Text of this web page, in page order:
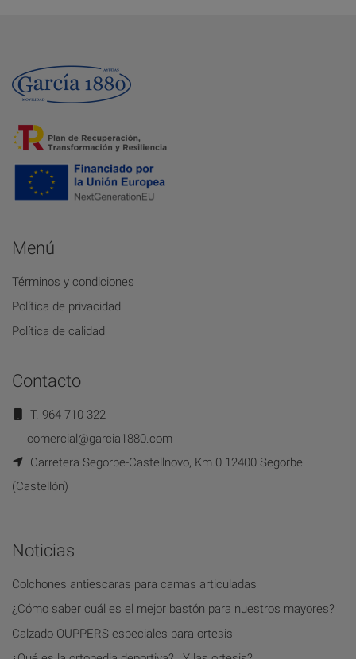
Menú
Términos y condiciones
Política de privacidad
Política de calidad
Contacto
T. 964 710 322
comercial@garcia1880.com
Carretera Segorbe-Castellnovo, Km.0 12400 Segorbe
(Castellón)
Noticias
Colchones antiescaras para camas articuladas
¿Cómo saber cuál es el mejor bastón para nuestros mayores?
Calzado OUPPERS especiales para ortesis